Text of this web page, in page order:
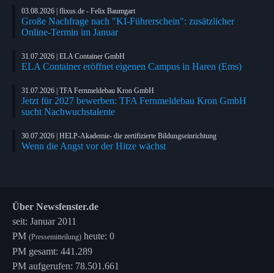
03.08.2026 | flixus.de - Felix Baumgart
Große Nachfrage nach "KI-Führerschein": zusätzlicher
Online-Termin im Januar
31.07.2026 | ELA Container GmbH
ELA Container eröffnet eigenen Campus in Haren (Ems)
31.07.2026 | TFA Fernmeldebau Kron GmbH
Jetzt für 2027 bewerben: TFA Fernmeldebau Kron GmbH
sucht Nachwuchstalente
30.07.2026 | HELP-Akademie- die zertifizierte Bildungseinrichtung
Wenn die Angst vor der Hitze wächst
Über Newsfenster.de
seit: Januar 2011
PM (Pressemitteilung) heute: 0
PM gesamt: 441.289
PM aufgerufen: 78.501.661